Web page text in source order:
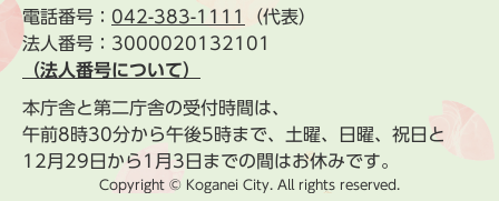
電話番号： 042-383-1111
（代表）
法人番号：3000020132101
（法人番号について）
本庁舎と第二庁舎の受付時間は、
午前8時30分から午後5時まで、土曜、日曜、祝日と
12月29日から1月3日までの間はお休みです。
Copyright © Koganei City. All rights reserved.